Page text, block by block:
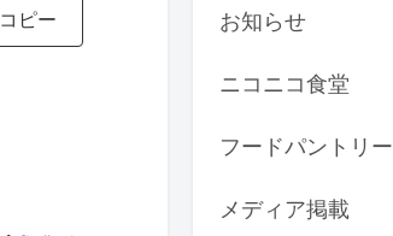
コピー お知らせ
ニコニコ食堂
フードパントリー
メディア掲載